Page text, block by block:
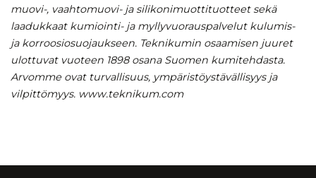
muovi-, vaahtomuovi- ja silikonimuottituotteet sekä
laadukkaat kumiointi- ja myllyvuorauspalvelut kulumis-
ja korroosiosuojaukseen. Teknikumin osaamisen juuret
ulottuvat vuoteen 1898 osana Suomen kumitehdasta.
Arvomme ovat turvallisuus, ympäristöystävällisyys ja
vilpittömyys. www.teknikum.com